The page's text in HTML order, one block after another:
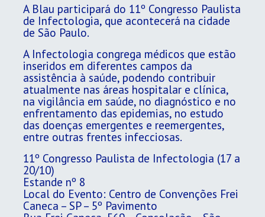
A Blau participará do 11º Congresso Paulista
de Infectologia, que acontecerá na cidade
de São Paulo.
A Infectologia congrega médicos que estão
inseridos em diferentes campos da
assistência à saúde, podendo contribuir
atualmente nas áreas hospitalar e clínica,
na vigilância em saúde, no diagnóstico e no
enfrentamento das epidemias, no estudo
das doenças emergentes e reemergentes,
entre outras frentes infecciosas.
11º Congresso Paulista de Infectologia (17 a
20/10)
Estande nº 8
Local do Evento: Centro de Convenções Frei
Caneca – SP – 5º Pavimento